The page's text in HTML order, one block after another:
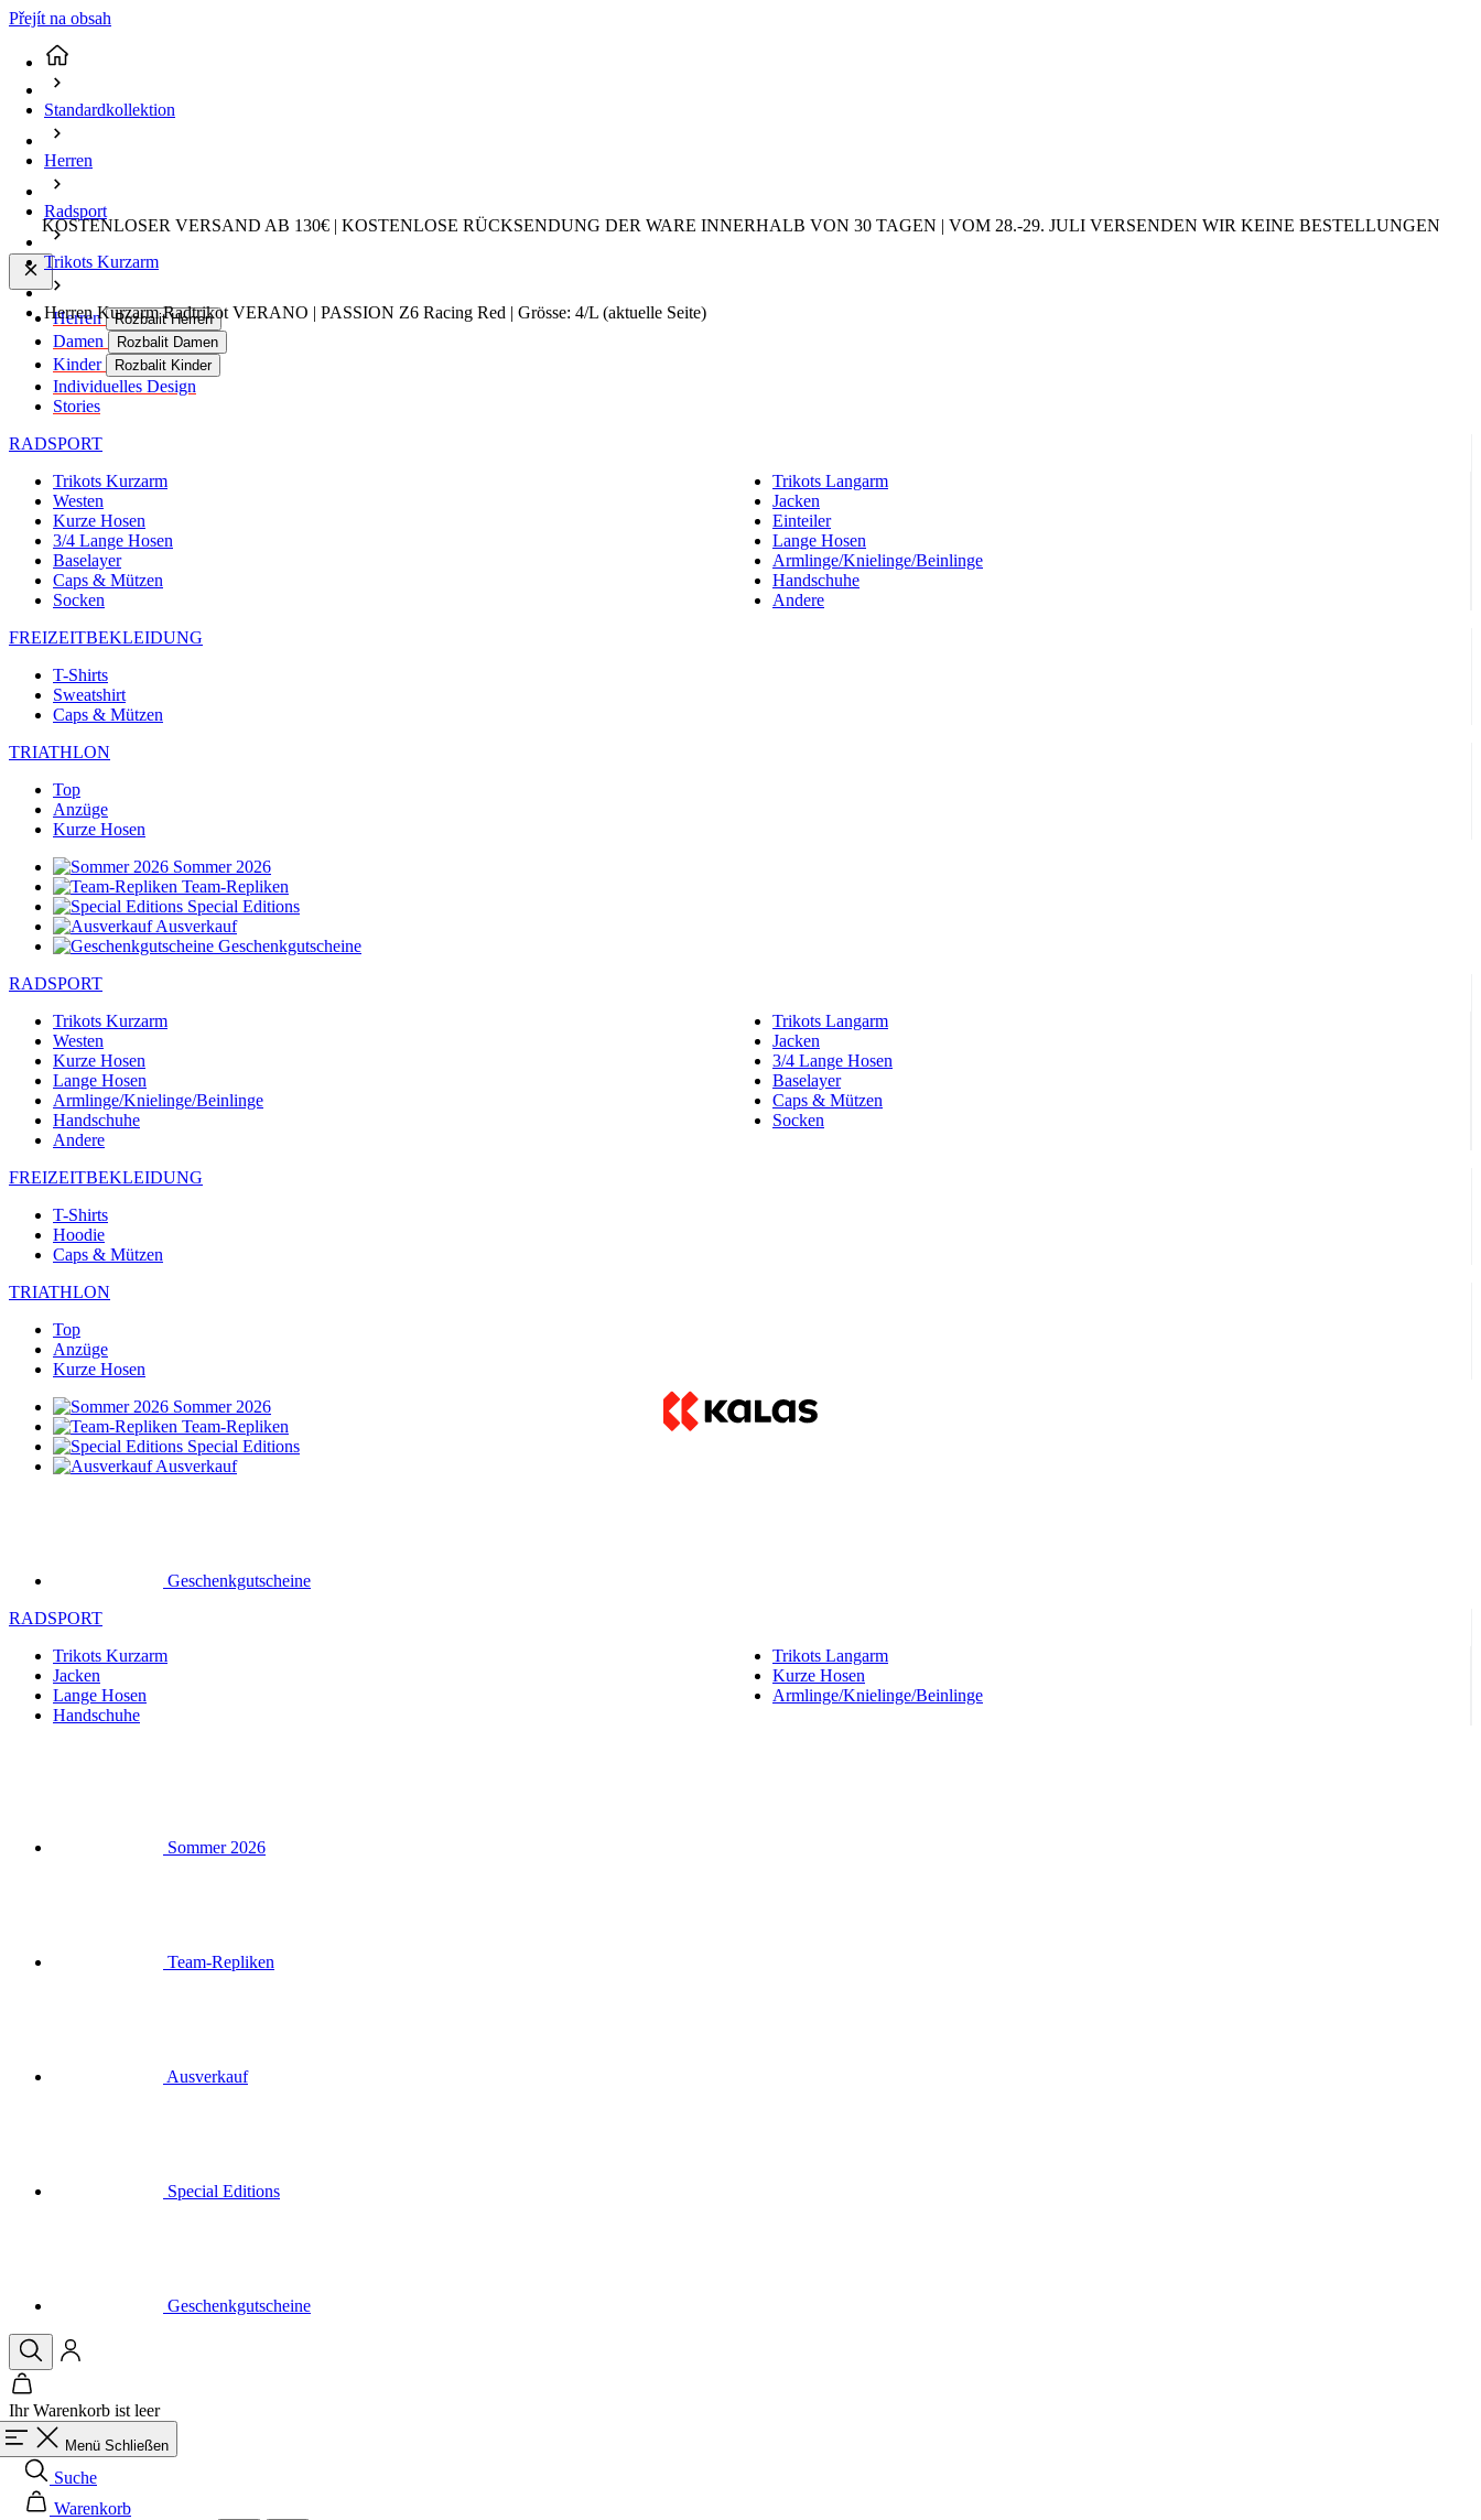
Přejít na obsah
KOSTENLOSER VERSAND AB 130€ | KOSTENLOSE RÜCKSENDUNG DER WARE INNERHALB VON 30 TAGEN | VOM 28.-29. JULI VERSENDEN WIR KEINE BESTELLUNGEN
Herren Rozbalit Herren
Damen Rozbalit Damen
Kinder Rozbalit Kinder
Individuelles Design
Stories
RADSPORT
Trikots Kurzarm
Trikots Langarm
Westen
Jacken
Kurze Hosen
Einteiler
3/4 Lange Hosen
Lange Hosen
Baselayer
Armlinge/Knielinge/Beinlinge
Caps & Mützen
Handschuhe
Socken
Andere
FREIZEITBEKLEIDUNG
T-Shirts
Sweatshirt
Caps & Mützen
TRIATHLON
Top
Anzüge
Kurze Hosen
Sommer 2026
Team-Repliken
Special Editions
Ausverkauf
Geschenkgutscheine
RADSPORT
Trikots Kurzarm
Trikots Langarm
Westen
Jacken
Kurze Hosen
3/4 Lange Hosen
Lange Hosen
Baselayer
Armlinge/Knielinge/Beinlinge
Caps & Mützen
Handschuhe
Socken
Andere
FREIZEITBEKLEIDUNG
T-Shirts
Hoodie
Caps & Mützen
TRIATHLON
Top
Anzüge
Kurze Hosen
Sommer 2026
Team-Repliken
Special Editions
Ausverkauf
Geschenkgutscheine
RADSPORT
Trikots Kurzarm
Trikots Langarm
Jacken
Kurze Hosen
Lange Hosen
Armlinge/Knielinge/Beinlinge
Handschuhe
Sommer 2026
Team-Repliken
Ausverkauf
Special Editions
Geschenkgutscheine
Ihr Warenkorb ist leer
Menü Schließen
Suche
Warenkorb
Standardkollektion
Herren
Radsport
Trikots Kurzarm
Herren Kurzarm Radtrikot VERANO | PASSION Z6 Racing Red | Grösse: 4/L (aktuelle Seite)